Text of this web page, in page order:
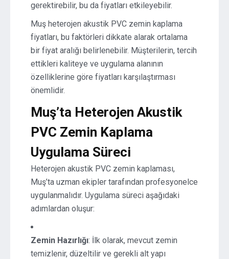
gerektirebilir, bu da fiyatları etkileyebilir.
Muş heterojen akustik PVC zemin kaplama
fiyatları, bu faktörleri dikkate alarak ortalama
bir fiyat aralığı belirlenebilir. Müşterilerin, tercih
ettikleri kaliteye ve uygulama alanının
özelliklerine göre fiyatları karşılaştırması
önemlidir.
Muş’ta Heterojen Akustik
PVC Zemin Kaplama
Uygulama Süreci
Heterojen akustik PVC zemin kaplaması,
Muş’ta uzman ekipler tarafından profesyonelce
uygulanmalıdır. Uygulama süreci aşağıdaki
adımlardan oluşur:
Zemin Hazırlığı: İlk olarak, mevcut zemin
temizlenir, düzeltilir ve gerekli alt yapı